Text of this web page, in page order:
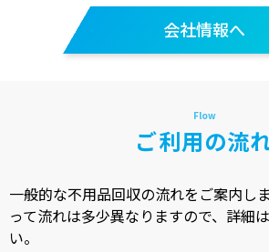
会社情報へ
ご利用の流
一般的な不用品回収の流れをご案内し
って流れは多少異なりますので、詳細
い。